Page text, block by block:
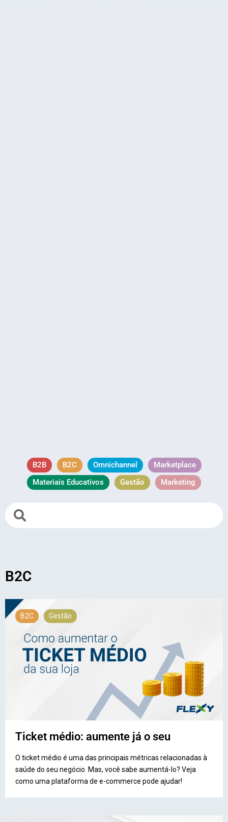
B2B B2C Omnichannel
Marketplace
Materiais Educativos
Gestão Marketing
B2C
B2C Gestão
Ticket médio: aumente já o seu
O ticket médio é uma das principais métricas relacionadas à
saúde do seu negócio. Mas, você sabe aumentá-lo? Veja
como uma plataforma de e-commerce pode ajudar!